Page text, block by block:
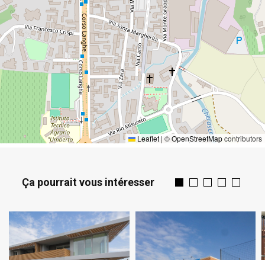
Leaflet | ©OpenStreetMapcontributors
Ça pourrait vous intéresser